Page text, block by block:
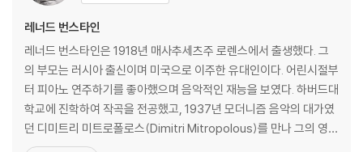
레너드 번스타인
레너드 번스타인은 1918년 매사추세츠주 로렌스에서 출생했다. 그
의 부모는 러시아 출신이며 미국으로 이주한 유대인이다. 어린시절부
터 피아노 연주하기를 좋아했으며 음악적인 재능을 보였다. 하버드대
학교에 진학하여 작곡을 전공했고, 1937년 모더니즘 음악의 대가였
던 디미트리 미트로폴로스(Dimitri Mitropolous)를 만나 그의 영향
을 크게 받았다. 또한 하버드의 미학교수였던 데이비드 프롤(David